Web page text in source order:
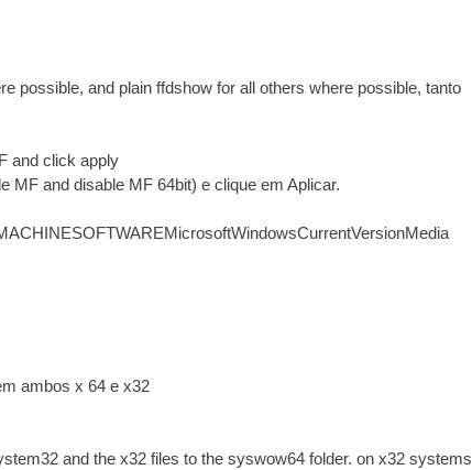
pos­sible,and plain ffd­show for all oth­ers where pos­sible, tanto
and click apply
MF and dis­able MF 64bit) e clique em Aplicar.
ambos x 64 e x32
and the x32 files to the syswow64 folder. on x32 sys­tems